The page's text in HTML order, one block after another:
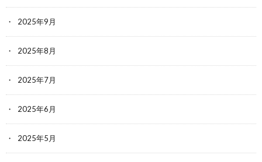
2025年9月
2025年8月
2025年7月
2025年6月
2025年5月